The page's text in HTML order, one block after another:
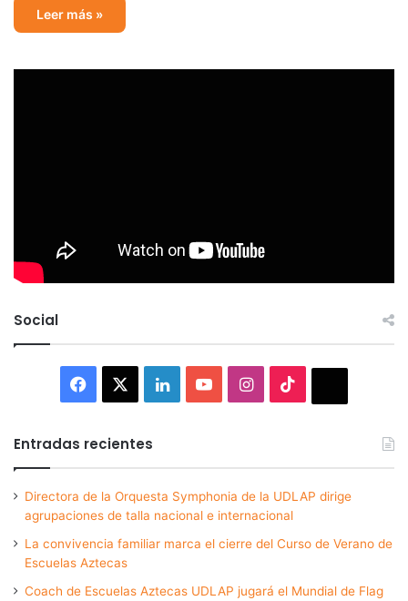
Leer más »
Social
Facebook LinkedInYouTubeInstagram
Entradas recientes
Directora de la Orquesta Symphonia de la UDLAP dirige
agrupaciones de talla nacional e internacional
La convivencia familiar marca el cierre del Curso de Verano de
Escuelas Aztecas
Coach de Escuelas Aztecas UDLAP jugará el Mundial de Flag